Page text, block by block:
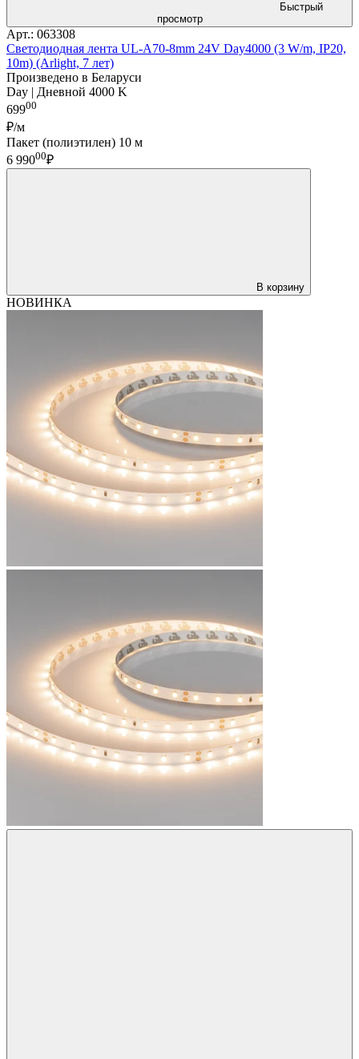
Быстрый
просмотр
Арт.: 063308
Светодиодная лента UL-A70-8mm 24V Day4000 (3 W/m, IP20,
10m) (Arlight, 7 лет)
Произведено в Беларуси
Day | Дневной 4000 K
69900
₽/м
Пакет (полиэтилен) 10 м
6 99000₽
В корзину
НОВИНКА